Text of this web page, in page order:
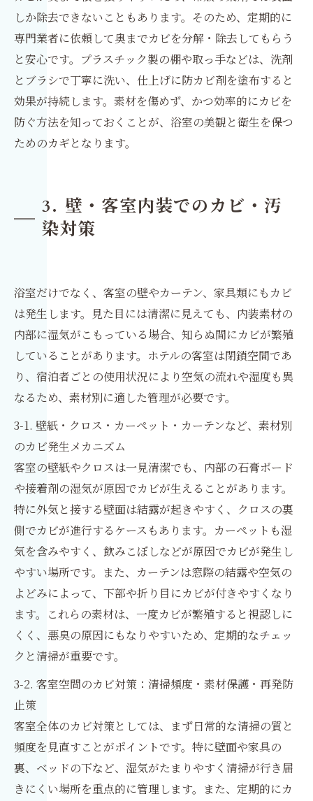
しか除去できないこともあります。そのため、定期的に
専門業者に依頼して奥までカビを分解・除去してもらう
と安心です。プラスチック製の棚や取っ手などは、洗剤
とブラシで丁寧に洗い、仕上げに防カビ剤を塗布すると
効果が持続します。素材を傷めず、かつ効率的にカビを
防ぐ方法を知っておくことが、浴室の美観と衛生を保つ
ためのカギとなります。
3. 壁・客室内装でのカビ・汚
染対策
浴室だけでなく、客室の壁やカーテン、家具類にもカビ
は発生します。見た目には清潔に見えても、内装素材の
内部に湿気がこもっている場合、知らぬ間にカビが繁殖
していることがあります。ホテルの客室は閉鎖空間であ
り、宿泊者ごとの使用状況により空気の流れや湿度も異
なるため、素材別に適した管理が必要です。
3-1. 壁紙・クロス・カーペット・カーテンなど、素材別
のカビ発生メカニズム
客室の壁紙やクロスは一見清潔でも、内部の石膏ボード
や接着剤の湿気が原因でカビが生えることがあります。
特に外気と接する壁面は結露が起きやすく、クロスの裏
側でカビが進行するケースもあります。カーペットも湿
気を含みやすく、飲みこぼしなどが原因でカビが発生し
やすい場所です。また、カーテンは窓際の結露や空気の
よどみによって、下部や折り目にカビが付きやすくなり
ます。これらの素材は、一度カビが繁殖すると視認しに
くく、悪臭の原因にもなりやすいため、定期的なチェッ
クと清掃が重要です。
3-2. 客室空間のカビ対策：清掃頻度・素材保護・再発防
止策
客室全体のカビ対策としては、まず日常的な清掃の質と
頻度を見直すことがポイントです。特に壁面や家具の
裏、ベッドの下など、湿気がたまりやすく清掃が行き届
きにくい場所を重点的に管理します。また、定期的にカ